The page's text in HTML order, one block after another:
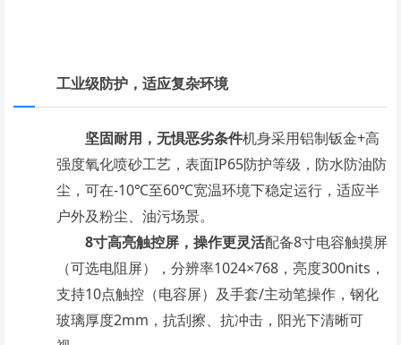
工业级防护，适应复杂环境
坚固耐用，无惧恶劣条件机身采用铝制钣金+高
强度氧化喷砂工艺，表面IP65防护等级，防水防油防
尘，可在-10℃至60℃宽温环境下稳定运行，适应半
户外及粉尘、油污场景。
8寸高亮触控屏，操作更灵活配备8寸电容触摸屏
（可选电阻屏），分辨率1024×768，亮度300nits，
支持10点触控（电容屏）及手套/主动笔操作，钢化
玻璃厚度2mm，抗刮擦、抗冲击，阳光下清晰可